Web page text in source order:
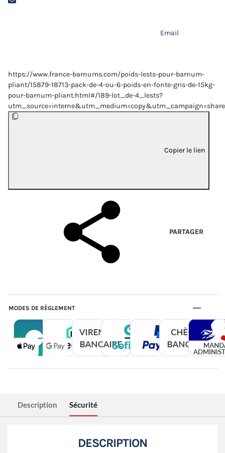
Email
https://www.france-barnums.com/poids-lests-pour-barnum-
pliant/15879-18713-pack-de-4-ou-6-poids-en-fonte-gris-de-15kg-
pour-barnum-pliant.html#/189-lot_de-4_lests?
Copier le lien
PARTAGER
MODES DE RÈGLEMENT
Description Sécurité
DESCRIPTION